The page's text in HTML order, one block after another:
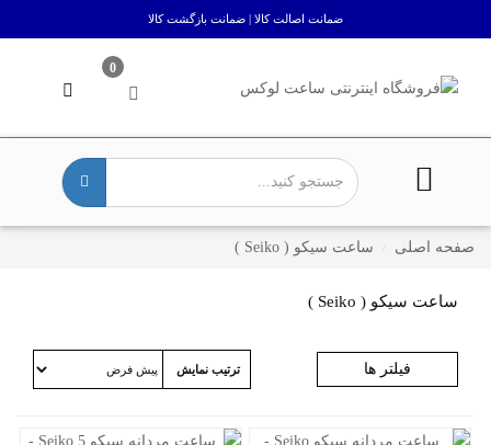
ضمانت اصالت کالا | ضمانت بازگشت کالا
0
صفحه اصلی ساعت سیکو ( Seiko )
ساعت سیکو ( Seiko )
فیلتر ها ترتیب نمایش